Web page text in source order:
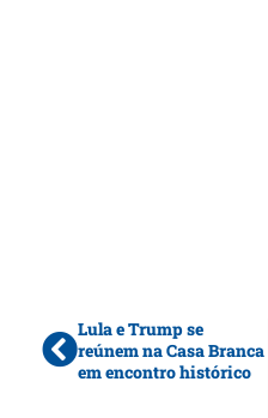
Lula e Trump se
reúnem na Casa Branca
em encontro histórico